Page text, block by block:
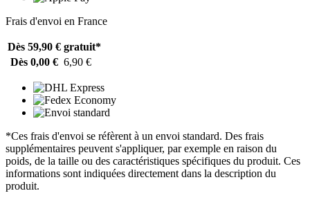
Frais d'envoi en France
Dès 59,90 € gratuit*
Dès 0,00 € 6,90 €
*Ces frais d'envoi se réfèrent à un envoi standard. Des frais
supplémentaires peuvent s'appliquer, par exemple en raison du
poids, de la taille ou des caractéristiques spécifiques du produit. Ces
informations sont indiquées directement dans la description du
produit.